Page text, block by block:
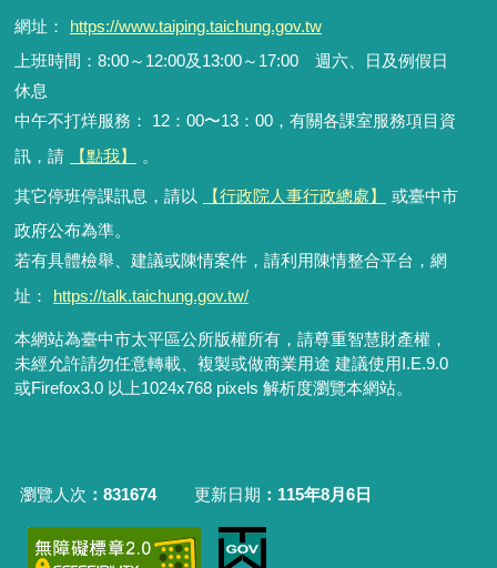
網址：
https://www.taiping.taichung.gov.tw
上班時間：8:00～12:00及13:00～17:00 週六、日及例假日
休息
中午不打烊服務： 12：00〜13：00，有關各課室服務項目資
訊，請
【點我】 。
其它停班停課訊息，請以 【行政院人事行政總處】
或臺中市
政府公布為準。
若有具體檢舉、建議或陳情案件，請利用陳情整合平台，網
址：
https://talk.taichung.gov.tw/
本網站為臺中市太平區公所版權所有，請尊重智慧財產權，
未經允許請勿任意轉載、複製或做商業用途 建議使用I.E.9.0
或Firefox3.0 以上1024x768 pixels 解析度瀏覽本網站。
瀏覽人次 831674 更新日期 115年8月6日